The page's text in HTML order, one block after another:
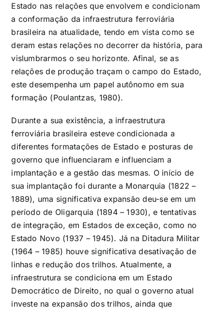
Estado nas relações que envolvem e condicionam
a conformação da infraestrutura ferroviária
brasileira na atualidade, tendo em vista como se
deram estas relações no decorrer da história, para
vislumbrarmos o seu horizonte. Afinal, se as
relações de produção traçam o campo do Estado,
este desempenha um papel autônomo em sua
formação (Poulantzas, 1980).
Durante a sua existência, a infraestrutura
ferroviária brasileira esteve condicionada a
diferentes formatações de Estado e posturas de
governo que influenciaram e influenciam a
implantação e a gestão das mesmas. O início de
sua implantação foi durante a Monarquia (1822 –
1889), uma significativa expansão deu-se em um
período de Oligarquia (1894 – 1930), e tentativas
de integração, em Estados de exceção, como no
Estado Novo (1937 – 1945). Já na Ditadura Militar
(1964 – 1985) houve significativa desativação de
linhas e redução dos trilhos. Atualmente, a
infraestrutura se condiciona em um Estado
Democrático de Direito, no qual o governo atual
investe na expansão dos trilhos, ainda que